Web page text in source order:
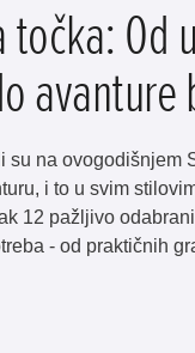
točka: Od
avanture
su na ovogodišnjem
i to u svim
12 pažljivo
- od praktičnih